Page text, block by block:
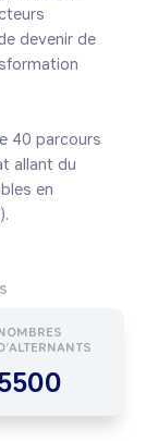
devenir de
40 parcours
allant du
en